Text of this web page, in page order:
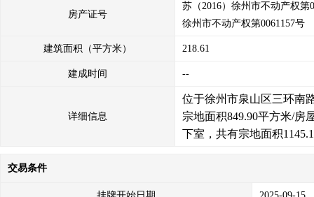
房产证号
苏（2016）徐州市不动产权第
徐州市不动产权第0061157号
建筑面积（平方米） 218.61
建成时间 --
详细信息
位于徐州市泉山区三环南
宗地面积849.90平方米/房
下室，共有宗地面积
交易条件